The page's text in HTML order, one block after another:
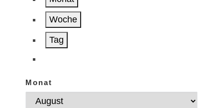
Woche
Tag
Monat